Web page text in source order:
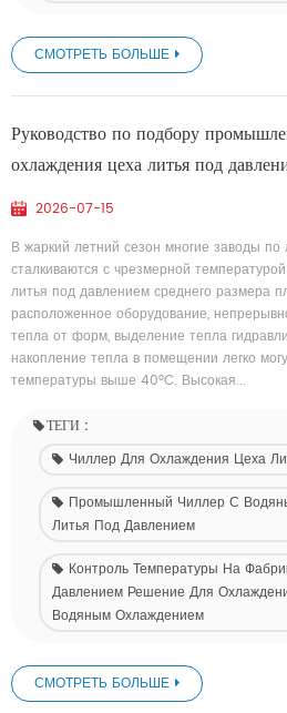
СМОТРЕТЬ БОЛЬШЕ
Руководство по подбору
охлаждения цеха литья под
2026-07-15
В жаркий летний сезон многие заводы
сталкиваются с чрезмерной
литья под давлением среднего размера
расположенное оборудование,
тепла от форм, выделение тепла
накопление тепла в помещении легко
температуры выше 40°C. Высокая...
ТЕГИ :
Чиллер Для Охлаждения Цеха
Промышленный Чиллер С
Литья Под Давлением
Контроль Температуры На
Давлением Решение Для
Водяным Охлаждением
СМОТРЕТЬ БОЛЬШЕ